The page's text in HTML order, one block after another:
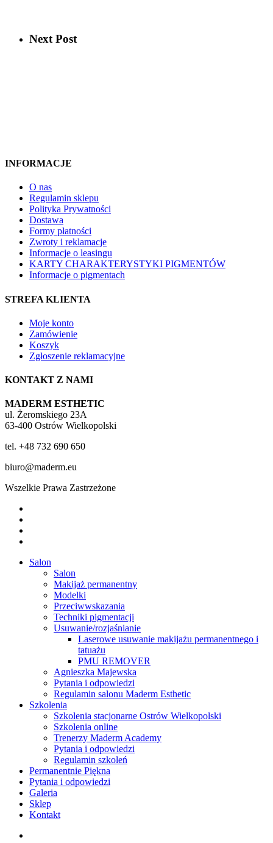
Next Post
INFORMACJE
O nas
Regulamin sklepu
Polityka Prywatności
Dostawa
Formy płatności
Zwroty i reklamacje
Informacje o leasingu
KARTY CHARAKTERYSTYKI PIGMENTÓW
Informacje o pigmentach
STREFA KLIENTA
Moje konto
Zamówienie
Koszyk
Zgłoszenie reklamacyjne
KONTAKT Z NAMI
MADERM ESTHETIC
ul. Żeromskiego 23A
63-400 Ostrów Wielkopolski
tel. +48 732 690 650
biuro@maderm.eu
Wszelkie Prawa Zastrzeżone
Close
Salon
Salon
Makijaż permanentny
Modelki
Przeciwwskazania
Techniki pigmentacji
Usuwanie/rozjaśnianie
Laserowe usuwanie makijażu permanentnego i
tatuażu
PMU REMOVER
Agnieszka Majewska
Pytania i odpowiedzi
Regulamin salonu Maderm Esthetic
Szkolenia
Szkolenia stacjonarne Ostrów Wielkopolski
Szkolenia online
Trenerzy Maderm Academy
Pytania i odpowiedzi
Regulamin szkoleń
Permanentnie Piękna
Pytania i odpowiedzi
Galeria
Sklep
Kontakt